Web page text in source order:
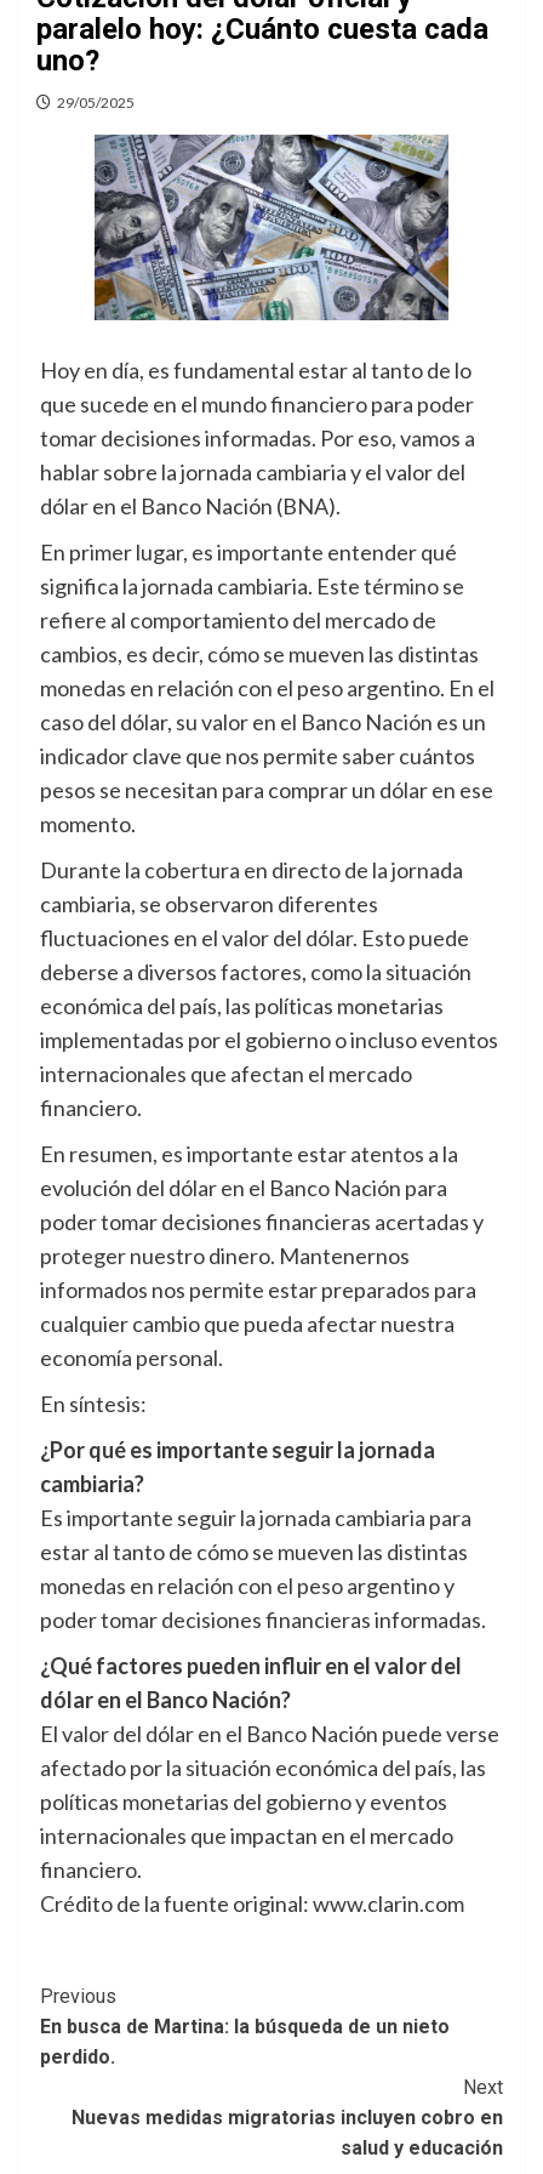
paralelo hoy: ¿Cuánto cuesta cada
uno?
29/05/2025
Hoy en día, es fundamental estar al tanto de lo
que sucede en el mundo financiero para poder
tomar decisiones informadas. Por eso, vamos a
hablar sobre la jornada cambiaria y el valor del
dólar en el Banco Nación (BNA).
En primer lugar, es importante entender qué
significa la jornada cambiaria. Este término se
refiere al comportamiento del mercado de
cambios, es decir, cómo se mueven las distintas
monedas en relación con el peso argentino. En el
caso del dólar, su valor en el Banco Nación es un
indicador clave que nos permite saber cuántos
pesos se necesitan para comprar un dólar en ese
momento.
Durante la cobertura en directo de la jornada
cambiaria, se observaron diferentes
fluctuaciones en el valor del dólar. Esto puede
deberse a diversos factores, como la situación
económica del país, las políticas monetarias
implementadas por el gobierno o incluso eventos
internacionales que afectan el mercado
financiero.
En resumen, es importante estar atentos a la
evolución del dólar en el Banco Nación para
poder tomar decisiones financieras acertadas y
proteger nuestro dinero. Mantenernos
informados nos permite estar preparados para
cualquier cambio que pueda afectar nuestra
economía personal.
En síntesis:
¿Por qué es importante seguir la jornada
cambiaria?
Es importante seguir la jornada cambiaria para
estar al tanto de cómo se mueven las distintas
monedas en relación con el peso argentino y
poder tomar decisiones financieras informadas.
¿Qué factores pueden influir en el valor del
dólar en el Banco Nación?
El valor del dólar en el Banco Nación puede verse
afectado por la situación económica del país, las
políticas monetarias del gobierno y eventos
internacionales que impactan en el mercado
financiero.
Crédito de la fuente original: www.clarin.com
Post
Navigation
Previous
En busca de Martina: la búsqueda de un nieto
perdido.
Next
Nuevas medidas migratorias incluyen cobro en
salud y educación